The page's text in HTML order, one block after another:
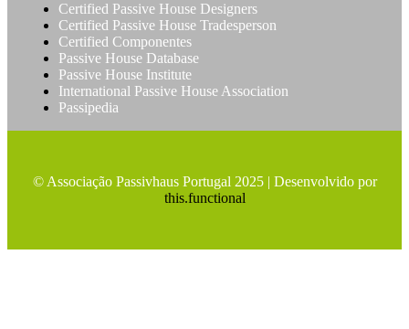
Certified Passive House Designers
Certified Passive House Tradesperson
Certified Componentes
Passive House Database
Passive House Institute
International Passive House Association
Passipedia
© Associação Passivhaus Portugal 2025 | Desenvolvido por
this.functional